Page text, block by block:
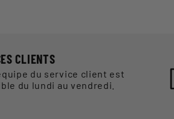
CLIENTS
du service client est
du lundi au vendredi.